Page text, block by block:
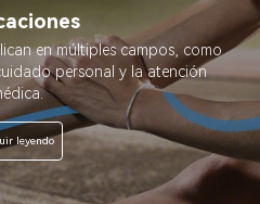
en múltiples campos, como
personal y la atención
leyendo